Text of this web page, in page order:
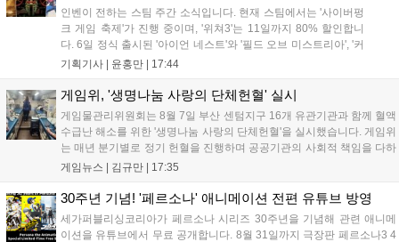
인벤이 전하는 스팀 주간 소식입니다. 현재 스팀에서는 '사이버펑
크 게임 축제'가 진행 중이며, '위쳐3'는 11일까지 80% 할인합니
다. 6일 정식 출시된 '아이언 네스트'와 '필드 오브 미스트리아', '커
세어 코브'가 호평받고 있습니다. 한편, 7일 출시된 '마블 투혼'은
다. 유비소프트의 '고스트리콘: 와일드랜드'는 7년 만의 대규모 업
데이트 '라스트 라이츠'와 함께 95% 할인 중입니다....
기획기사 | 윤홍만 | 17:44
게임위, '생명나눔 사랑의 단체헌혈' 실시
게임물관리위원회는 8월 7일 부산 센텀지구 16개 유관기관과 함께 혈액
수급난 해소를 위한 '생명나눔 사랑의 단체헌혈'을 실시했습니다. 게임위
는 매년 분기별로 정기 헌혈을 진행하며 공공기관의 사회적 책임을 다하
고 있으며, 이번 행사에는 영화진흥위원회 등 14개 기관 임직원이 동참
따뜻한 실천에 참여한 모든 임직원에게 감사의 뜻을 전하며 헌혈 문화
확산에 앞장섰습니다....
게임뉴스 | 김규만 | 17:35
30주년 기념! '페르소나' 애니메이션 전편 유튜브 방영
세가퍼블리싱코리아가 페르소나 시리즈 30주년을 기념해 관련 애니메
이션을 유튜브에서 무료 공개합니다. 8월 31일까지 극장판 페르소나3 4